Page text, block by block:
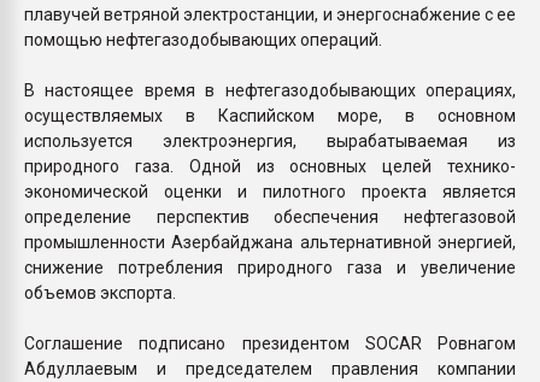
плавучей ветряной электростанции, и энергоснабжение с ее
помощью нефтегазодобывающих операций.
В настоящее время в нефтегазодобывающих операциях,
осуществляемых в Каспийском море, в основном
используется электроэнергия, вырабатываемая из
природного газа. Одной из основных целей технико-
экономической оценки и пилотного проекта является
определение перспектив обеспечения нефтегазовой
промышленности Азербайджана альтернативной энергией,
снижение потребления природного газа и увеличение
объемов экспорта.
Соглашение подписано президентом SOCAR Ровнагом
Абдуллаевым и председателем правления компании